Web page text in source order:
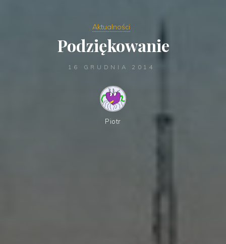
Aktualności
Podziękowanie
16 GRUDNIA 2014
Piotr